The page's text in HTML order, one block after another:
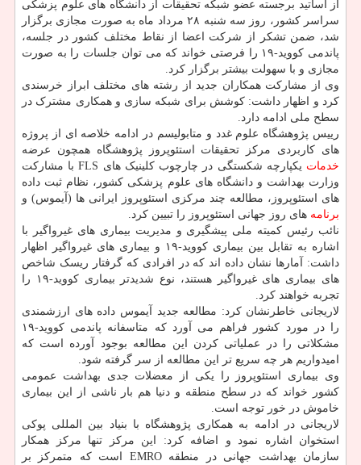
از اساتید برجسته عضو شبکه تحقیقات از دانشگاه های علوم پزشکی
سراسر کشور، روز سه شنبه ۲۸ مرداد ماه به صورت مجازی برگزار
شد، ضمن تشکر از شرکت اعضا از نقاط مختلف کشور در جلسه،
پاندمی کووید-۱۹ را فرصتی خواند که می توان جلسات را به صورت
مجازی و با سهولت بیشتر برگزار کرد.
وی از مشارکت همکاران جدید از رشته های مختلف ابراز خرسندی
کرد و اظهار داشت: کوشش برای شبکه سازی و همکاری مشترک در
سطح ملی ادامه دارد.
رییس پژوهشگاه علوم غدد و متابولیسم در ادامه خلاصه ای از پروژه
های کاربردی مرکز تحقیقات استئوپروز پژوهشگاه همچون عرضه
خدمات
یکپارچه شکستگی در چارچوب کلینیک های FLS با مشارکت
وزارت بهداشت و دانشگاه های علوم پزشکی کشور، نظام ثبت داده
های استئوپروز، مطالعه چند مرکزی استئوپروز ایرانی ها (آیموس) و
برنامه های روز جهانی استئوپروز را تبیین کرد.
نائب رئیس کمیته ملی پیشگیری و مدیریت بیماری های غیرواگیر با
اشاره به تقابل بین بیماری کووید-۱۹ و بیماری های غیرواگیر اظهار
داشت: آمارها نشان داده اند که در افرادی که گرفتار ریسک شاخص
های بیماری های غیرواگیر هستند، نوع شدیدتر بیماری کووید-۱۹ را
تجربه خواهند کرد.
لاریجانی خاطرنشان کرد: مطالعه جدید آیموس داده های ارزشمندی
را در مورد کشور فراهم می آورد که متاسفانه پاندمی کووید-۱۹
مشکلاتی را در عملیاتی کردن این مطالعه بوجود آورده است که
امیدواریم هر چه سریع تر این مطالعه از سر گرفته شود.
وی بیماری استئوپروز را یکی از معضلات جدی بهداشت عمومی
کشور خواند که در سطح منطقه و دنیا هم بار ناشی از این بیماری
خاموش در خور توجه است.
لاریجانی در ادامه به همکاری پژوهشگاه با بنیاد بین المللی پوکی
استخوان اشاره نمود و اضافه کرد: این مرکز تنها مرکز همکار
سازمان بهداشت جهانی در منطقه EMRO است که متمرکز بر